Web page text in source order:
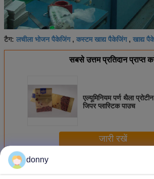
टैग: लचीला भोजन पैकेजिंग, कस्टम खाद्य पैकेजिंग, खाद्य
सबसे उत्तम प्रतिदान प्राप्त
एल्यूमिनियम पर्ण थैला
जिपर प्लास्टिक पाउच
जारी रखें
अधिक खाद्य लचीले पैकेजिंग
donny